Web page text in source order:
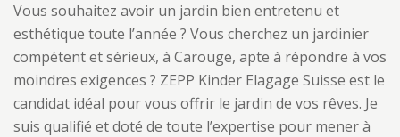
Vous souhaitez avoir un jardin bien entretenu et
esthétique toute l’année ? Vous cherchez un jardinier
compétent et sérieux, à Carouge, apte à répondre à vos
moindres exigences ? ZEPP Kinder Elagage Suisse est le
candidat idéal pour vous offrir le jardin de vos rêves. Je
suis qualifié et doté de toute l’expertise pour mener à